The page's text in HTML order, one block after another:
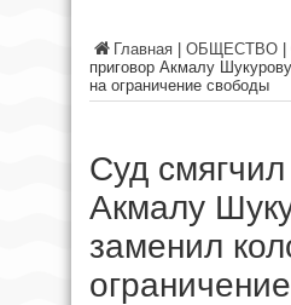
Главная ОБЩЕСТВО
приговор Акмалу
на ограничение свободы
Суд
Акмалу
заменил